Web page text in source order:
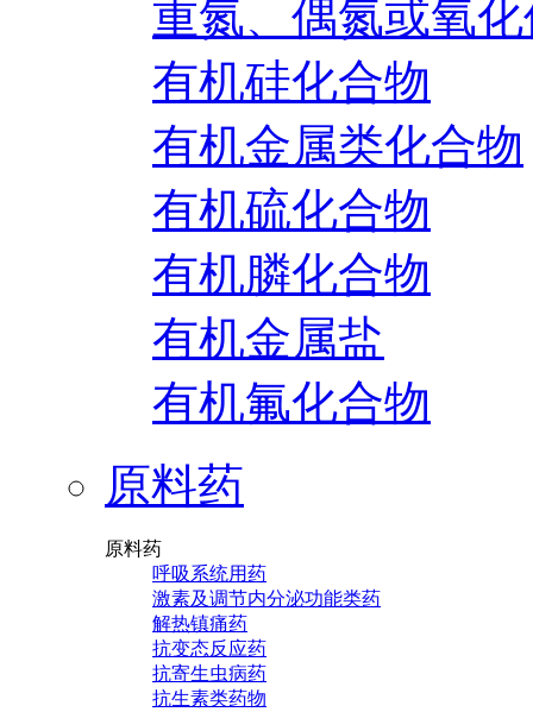
重氮、偶氮或氧
有机硅化合物
有机金属类化合物
有机硫化合物
有机膦化合物
有机金属盐
有机氟化合物
原料药
原料药
呼吸系统用药
激素及调节内分泌功能类药
解热镇痛药
抗变态反应药
抗寄生虫病药
抗生素类药物